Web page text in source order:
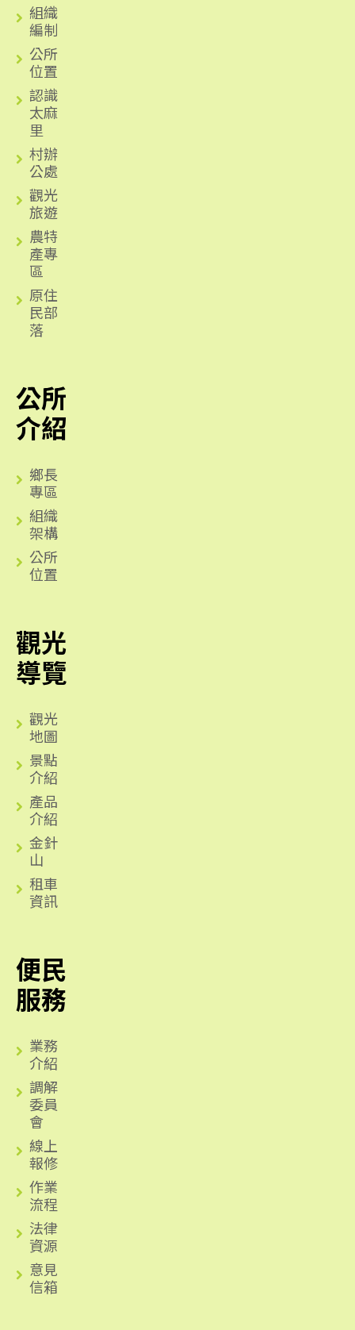
組織
編制
公所
位置
認識
太麻
里
村辦
公處
觀光
旅遊
農特
產專
區
原住
民部
落
公所
介紹
鄉長
專區
組織
架構
公所
位置
觀光
導覽
觀光
地圖
景點
介紹
產品
介紹
金針
山
租車
資訊
便民
服務
業務
介紹
調解
委員
會
線上
報修
作業
流程
法律
資源
意見
信箱